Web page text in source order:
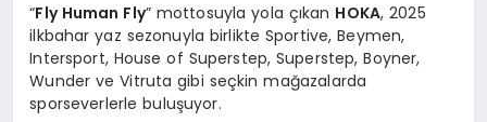
“Fly Human Fly” mottosuyla yola çıkan HOKA, 2025
ilkbahar yaz sezonuyla birlikte Sportive, Beymen,
Intersport, House of Superstep, Superstep, Boyner,
Wunder ve Vitruta gibi seçkin mağazalarda
sporseverlerle buluşuyor.